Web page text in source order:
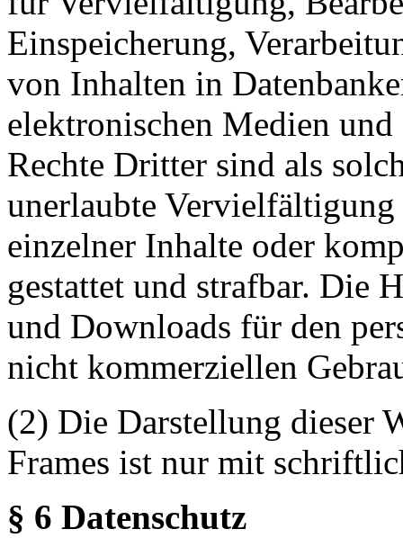
Einspeicherung,
von Inhalten in
elektronischen Medien
Rechte Dritter sind als
unerlaubte Vervielfältigung
einzelner Inhalte oder
gestattet und strafbar. Die
und Downloads für den
nicht kommerziellen
(2) Die Darstellung dieser
Frames ist nur mit
§ 6 Datenschutz